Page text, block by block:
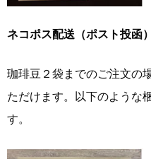
ネコポス配送（ポスト投函）
珈琲豆２袋までのご注文の
ただけます。以下のような
す。